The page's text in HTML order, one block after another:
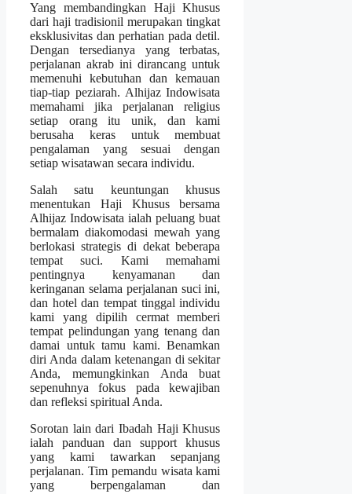
Yang membandingkan Haji Khusus
dari haji tradisionil merupakan tingkat
eksklusivitas dan perhatian pada detil.
Dengan tersedianya yang terbatas,
perjalanan akrab ini dirancang untuk
memenuhi kebutuhan dan kemauan
tiap-tiap peziarah. Alhijaz Indowisata
memahami jika perjalanan religius
setiap orang itu unik, dan kami
berusaha keras untuk membuat
pengalaman yang sesuai dengan
setiap wisatawan secara individu.
Salah satu keuntungan khusus
menentukan Haji Khusus bersama
Alhijaz Indowisata ialah peluang buat
bermalam diakomodasi mewah yang
berlokasi strategis di dekat beberapa
tempat suci. Kami memahami
pentingnya kenyamanan dan
keringanan selama perjalanan suci ini,
dan hotel dan tempat tinggal individu
kami yang dipilih cermat memberi
tempat pelindungan yang tenang dan
damai untuk tamu kami. Benamkan
diri Anda dalam ketenangan di sekitar
Anda, memungkinkan Anda buat
sepenuhnya fokus pada kewajiban
dan refleksi spiritual Anda.
Sorotan lain dari Ibadah Haji Khusus
ialah panduan dan support khusus
yang kami tawarkan sepanjang
perjalanan. Tim pemandu wisata kami
yang berpengalaman dan